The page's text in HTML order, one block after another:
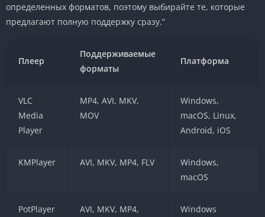
определенных форматов, поэтому выбирайте те, которые
предлагают полную поддержку сразу.”
Плеер
Поддерживаемые
форматы
Платформа
VLC
Media
Player
MP4, AVI, MKV,
MOV
Windows,
macOS, Linux,
Android, iOS
KMPlayer AVI, MKV, MP4, FLV
Windows,
macOS
PotPlayer
AVI, MKV, MP4,
Windows